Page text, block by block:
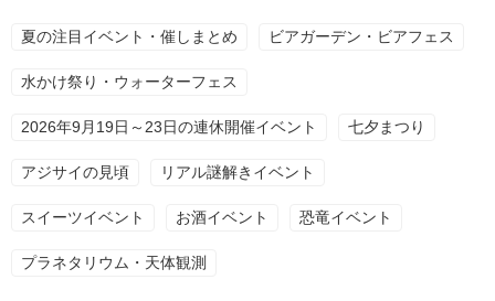
夏の注目イベント・催しまとめ ビアガーデン・ビアフェス
水かけ祭り・ウォーターフェス
2026年9月19日～23日の連休開催イベント 七夕まつり
アジサイの見頃 リアル謎解きイベント
スイーツイベント お酒イベント 恐竜イベント
プラネタリウム・天体観測